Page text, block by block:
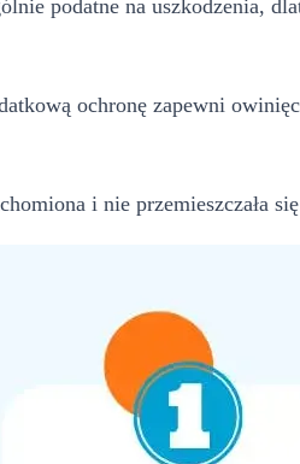
podatne na uszkodzenia,
ochronę zapewni
i nie przemieszczała